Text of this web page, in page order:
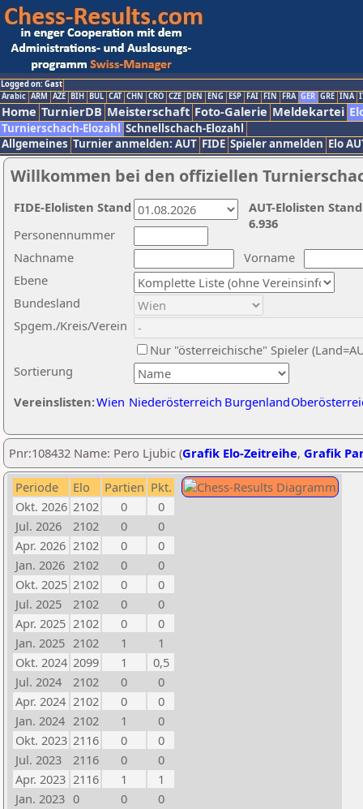
Logged on: Gast
Arabic ARM AZE BIH BUL CAT CHN CRO CZE DEN ENG ESP FAI FIN FRA GER GRE INA
Home TurnierDB Meisterschaft Foto-Galerie Meldekartei
Turnierschach-Elozahl Schnellschach-Elozahl
Allgemeines Turnier anmelden: AUT FIDE Spieler anmelden Elo
Willkommen bei den offiziellen
Nachname
Vorname
Ebene
Sortierung
Personennummer
Bundesland
Spgem./Kreis/Verein
Nur "österreichische" Spieler
Vereinslisten:Wien Niederösterreich Burgenland
AUT-Elolisten
6.936
FIDE-Elolisten Stand
Pnr:108432 Name: Pero Ljubic (Grafik Elo-Zeitreihe, Grafik
Periode Elo Partien Pkt.
Okt. 2026 2102 0
0
Jul. 2026
2102 0
0
Apr. 2026 2102 0
0
Jan. 2026 2102 0
0
Okt. 2025 2102 0
0
Jul. 2025
2102 0
0
Apr. 2025 2102 0
0
Jan. 2025 2102 1
1
Okt. 2024 2099 1
0,5
Jul. 2024
2102 0
0
Apr. 2024 2102 0
0
Jan. 2024 2102 1
0
Okt. 2023 2116 0
0
Jul. 2023
2116 0
0
Apr. 2023 2116 1
1
Jan. 2023 0 0
0